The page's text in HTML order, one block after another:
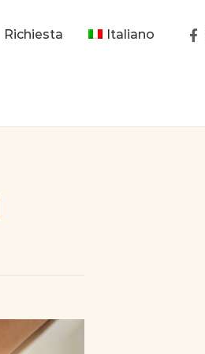
Richiesta Italiano